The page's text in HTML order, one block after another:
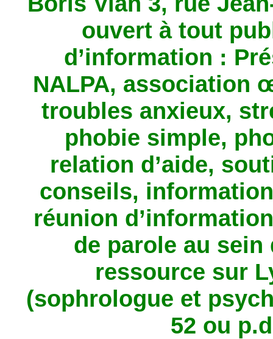
ouvert à tout
d’information :
NALPA, association
troubles anxieux,
phobie simple,
relation d’aide,
conseils,
réunion
de parole au
ressource sur
(sophrologue et
52 ou